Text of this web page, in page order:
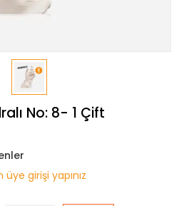
No: 8- 1 Çift
girişi yapınız